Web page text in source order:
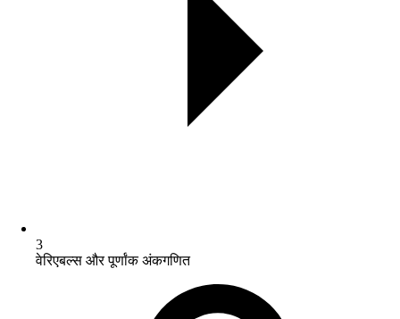
3
वेरिएबल्स और पूर्णांक अंकगणित